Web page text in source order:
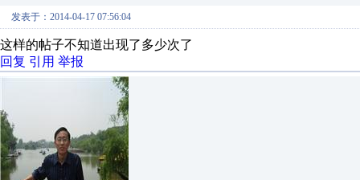
发表于：2014-04-17 07:56:04
这样的帖子不知道出现了多少次了
回复 引用 举报